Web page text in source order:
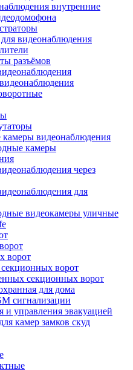
внутренние
видеонаблюдения
разъёмов
видеонаблюдения
камеры
через
для
видеокамеры уличные
ворот
ворот
секционных ворот
для дома
сигнализации
и управления эвакуацией
камер замков скуд